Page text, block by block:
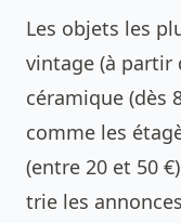
Les objets les
vintage (à partir
céramique (dès
comme les
(entre 20 et 50
trie les